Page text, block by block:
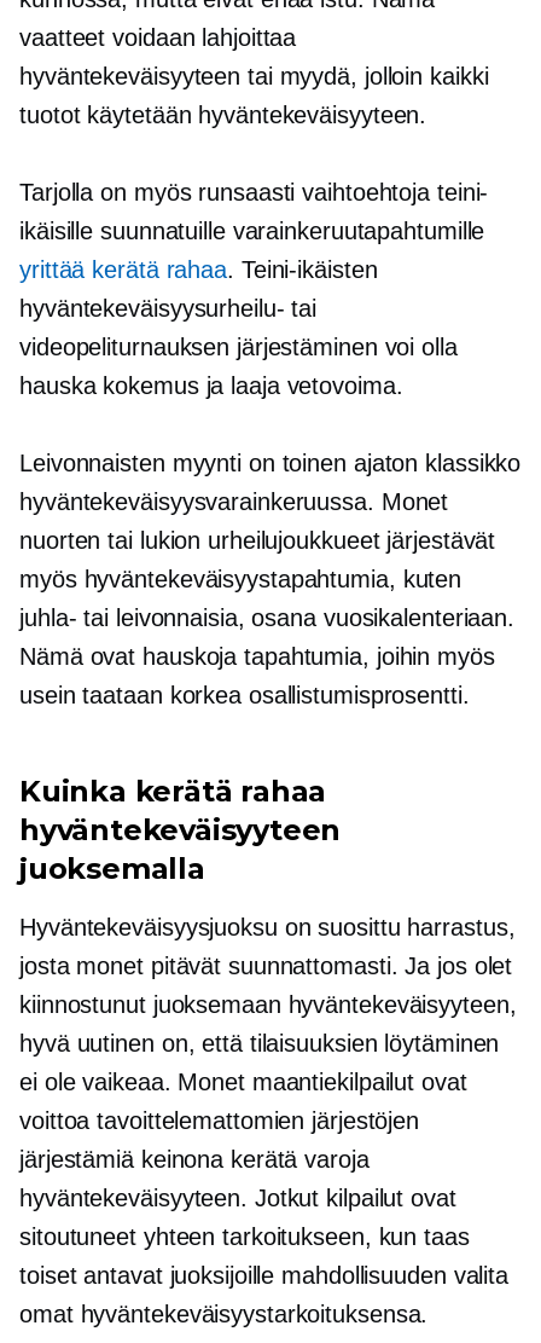
vaatteet voidaan lahjoittaa
hyväntekeväisyyteen tai myydä, jolloin kaikki
tuotot käytetään hyväntekeväisyyteen.
Tarjolla on myös runsaasti vaihtoehtoja teini-
ikäisille suunnatuille varainkeruutapahtumille
yrittää kerätä rahaa. Teini-ikäisten
hyväntekeväisyysurheilu- tai
videopeliturnauksen järjestäminen voi olla
hauska kokemus ja laaja vetovoima.
Leivonnaisten myynti on toinen ajaton klassikko
hyväntekeväisyysvarainkeruussa. Monet
nuorten tai lukion urheilujoukkueet järjestävät
myös hyväntekeväisyystapahtumia, kuten
juhla- tai leivonnaisia, osana vuosikalenteriaan.
Nämä ovat hauskoja tapahtumia, joihin myös
usein taataan korkea osallistumisprosentti.
Kuinka kerätä rahaa
hyväntekeväisyyteen
juoksemalla
Hyväntekeväisyysjuoksu on suosittu harrastus,
josta monet pitävät suunnattomasti. Ja jos olet
kiinnostunut juoksemaan hyväntekeväisyyteen,
hyvä uutinen on, että tilaisuuksien löytäminen
ei ole vaikeaa. Monet maantiekilpailut ovat
voittoa tavoittelemattomien järjestöjen
järjestämiä keinona kerätä varoja
hyväntekeväisyyteen. Jotkut kilpailut ovat
sitoutuneet yhteen tarkoitukseen, kun taas
toiset antavat juoksijoille mahdollisuuden valita
omat hyväntekeväisyystarkoituksensa.